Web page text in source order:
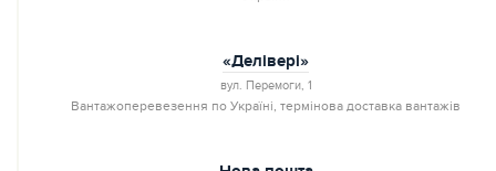
«Делівері»
вул. Перемоги, 1
Вантажоперевезення по Україні, термінова доставка вантажів